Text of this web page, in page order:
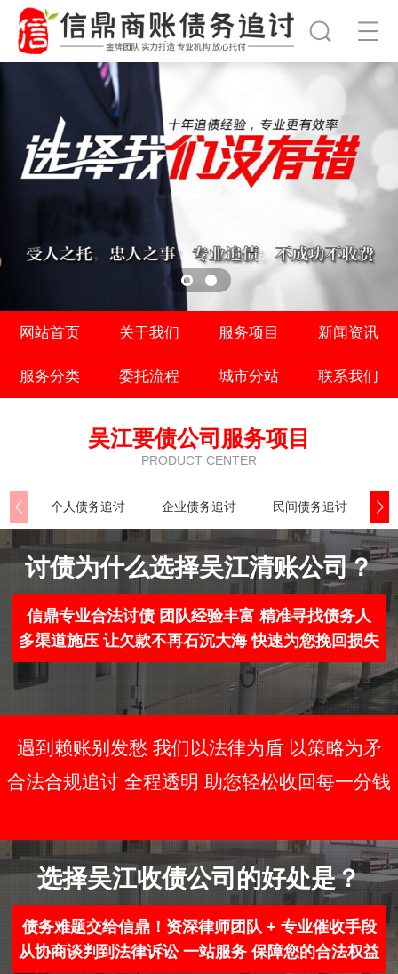
网站首页 关于我们 服务项目 新闻资讯
服务分类 委托流程 城市分站 联系我们
吴江要债公司服务项目
PRODUCT CENTER
个人债务追讨 企业债务追讨 民间债务追讨
讨债为什么选择吴江清账公司？
信鼎专业合法讨债 团队经验丰富 精准寻找债务人
多渠道施压 让欠款不再石沉大海 快速为您挽回损失
遇到赖账别发愁 我们以法律为盾 以策略为矛
合法合规追讨 全程透明 助您轻松收回每一分钱
选择吴江收债公司的好处是？
债务难题交给信鼎！资深律师团队 + 专业催收手段
从协商谈判到法律诉讼 一站服务 保障您的合法权益